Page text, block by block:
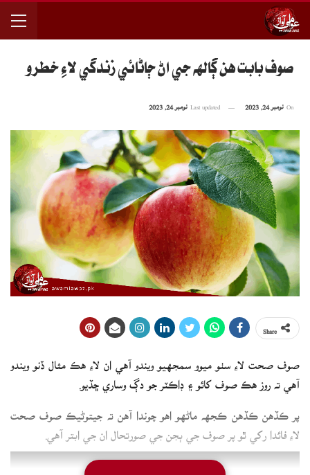
صوف بابت هن ڳالهه جي اڻ ڄاڻائي زندگي لاءِ خطرو
صوف صحت لاءِ سٺو ميوو سمجهيو ويندو آهي ان لاءِ هڪ مثال ڏنو ويندو
آهي ته روز هڪ صوف کائو ۽ ڊاڪٽر جو دڳ وساري ڇڏيو.
پر ڪڏهن ڪڏهن ڪجهه ماڻهو اهو چوندا آهن ته جيتوڻيڪ صوف صحت
لاءِ فائدا رکي ٿو پر صوف جي ٻجن جي صورتحال ان جي ابتر آهي.